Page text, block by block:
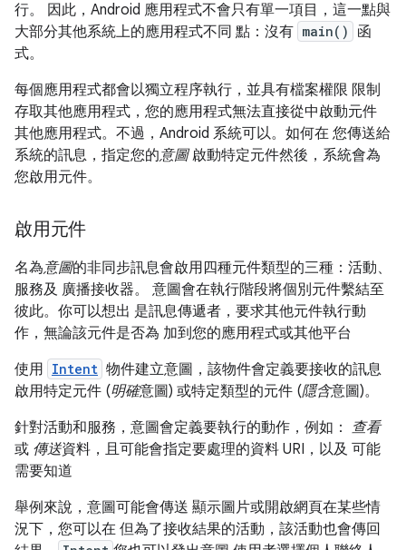
行。 因此，Android 應用程式不會只有單一項目，這一點與
大部分其他系統上的應用程式不同 點：沒有 main()
函
式。
每個應用程式都會以獨立程序執行，並具有檔案權限 限制
存取其他應用程式，您的應用程式無法直接從中啟動元件
其他應用程式。不過，Android 系統可以。如何在 您傳送給
系統的訊息，指定您的意圖啟動特定元件然後，系統會為
您啟用元件。
啟用元件
名為意圖的非同步訊息會啟用四種元件類型的三種：活動、
服務及 廣播接收器。 意圖會在執行階段將個別元件繫結至
彼此。你可以想出 是訊息傳遞者，要求其他元件執行動
作，無論該元件是否為 加到您的應用程式或其他平台
使用 Intent 物件建立意圖，該物件會定義要接收的訊息
啟用特定元件 (明確意圖) 或特定類型的元件 (隱含意圖)。
針對活動和服務，意圖會定義要執行的動作，例如： 查看
或 傳送資料，且可能會指定要處理的資料 URI，以及 可能
需要知道
舉例來說，意圖可能會傳送 顯示圖片或開啟網頁在某些情
況下，您可以在 但為了接收結果的活動，該活動也會傳回